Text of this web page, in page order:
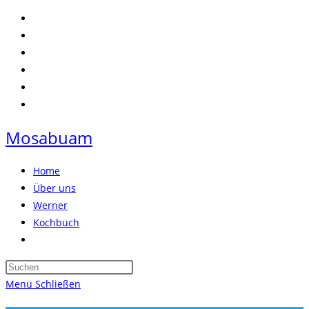
Zum
Inhalt
springen
Mosabuam
Home
Über uns
Werner
Kochbuch
umschalten
Press
Menü Schließen